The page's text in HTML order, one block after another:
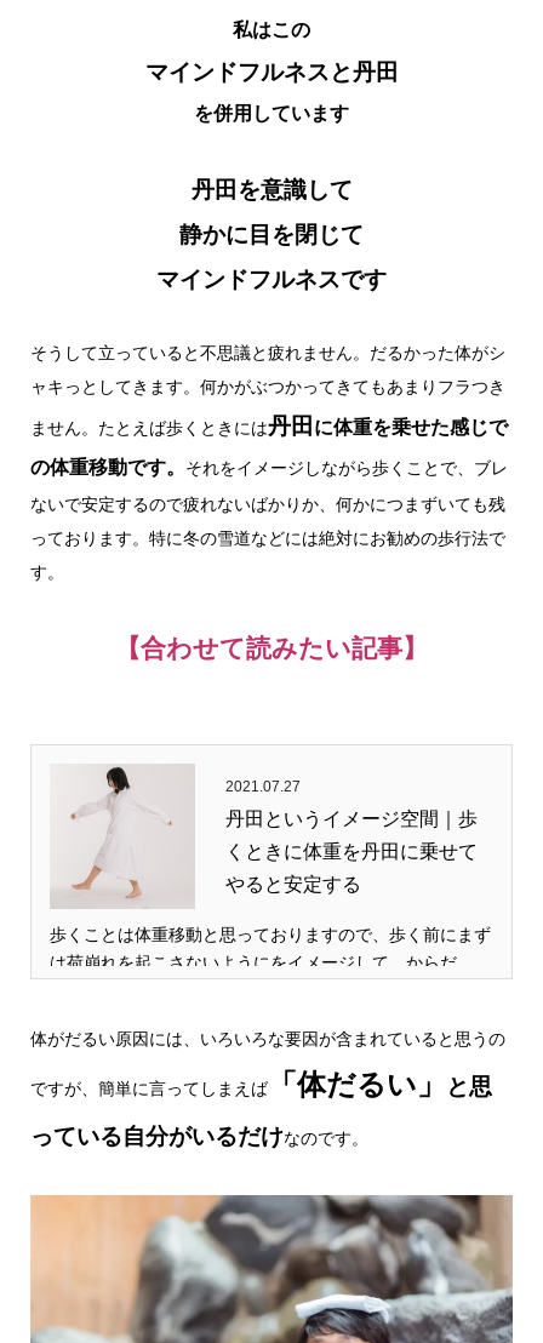
私はこの
マインドフルネスと丹田
を併用しています
丹田を意識して
静かに目を閉じて
マインドフルネスです
そうして立っていると不思議と疲れません。だるかった体がシ
ャキっとしてきます。何かがぶつかってきてもあまりフラつき
ません。たとえば歩くときには丹田 に体重を乗せた感じで
の体重移動です。
それをイメージしながら歩くことで、ブレ
ないで安定するので疲れないばかりか、何かにつまずいても残
っております。特に冬の雪道などには絶対にお勧めの歩行法で
す。
【合わせて読みたい記事】
2021.07.27
丹田というイメージ空間｜歩
くときに体重を丹田に乗せて
やると安定する
歩くことは体重移動と思っておりますので、歩く前にまず
は荷崩れを起こさないようにをイメージして、からだ…
体がだるい原因には、いろいろな要因が含まれていると思うの
ですが、簡単に言ってしまえば「体だるい」
と思
っている自分がいるだけなのです。